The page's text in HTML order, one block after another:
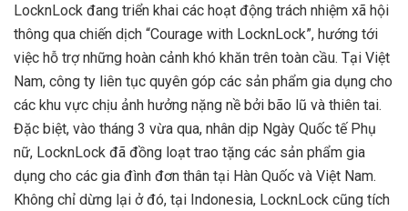
LocknLock đang triển khai các hoạt động trách nhiệm xã hội
thông qua chiến dịch “Courage with LocknLock”, hướng tới
việc hỗ trợ những hoàn cảnh khó khăn trên toàn cầu. Tại Việt
Nam, công ty liên tục quyên góp các sản phẩm gia dụng cho
các khu vực chịu ảnh hưởng nặng nề bởi bão lũ và thiên tai.
Đặc biệt, vào tháng 3 vừa qua, nhân dịp Ngày Quốc tế Phụ
nữ, LocknLock đã đồng loạt trao tặng các sản phẩm gia
dụng cho các gia đình đơn thân tại Hàn Quốc và Việt Nam.
Không chỉ dừng lại ở đó, tại Indonesia, LocknLock cũng tích